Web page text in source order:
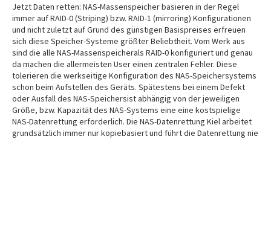
Jetzt Daten retten: NAS-Massenspeicher basieren in der Regel
immer auf RAID-0 (Striping) bzw. RAID-1 (mirroring) Konfigurationen
und nicht zuletzt auf Grund des günstigen Basispreises erfreuen
sich diese Speicher-Systeme größter Beliebtheit. Vom Werk aus
sind die alle NAS-Massenspeicherals RAID-0 konfiguriert und genau
da machen die allermeisten User einen zentralen Fehler. Diese
tolerieren die werkseitige Konfiguration des NAS-Speichersystems
schon beim Aufstellen des Geräts. Spätestens bei einem Defekt
oder Ausfall des NAS-Speichersist abhängig von der jeweiligen
Größe, bzw. Kapazität des NAS-Systems eine eine kostspielige
NAS-Datenrettung erforderlich. Die NAS-Datenrettung Kiel arbeitet
grundsätzlich immer nur kopiebasiert und führt die Datenrettung nie